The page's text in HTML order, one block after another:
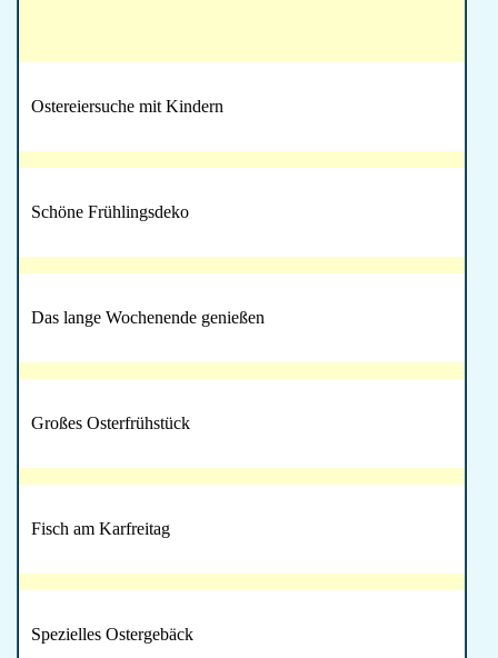
Ostereiersuche mit Kindern
Schöne Frühlingsdeko
Das lange Wochenende genießen
Großes Osterfrühstück
Fisch am Karfreitag
Spezielles Ostergebäck